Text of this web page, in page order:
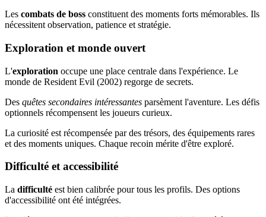
Les combats de boss constituent des moments forts mémorables. Ils
nécessitent observation, patience et stratégie.
Exploration et monde ouvert
L'exploration occupe une place centrale dans l'expérience. Le
monde de Resident Evil (2002) regorge de secrets.
Des quêtes secondaires intéressantes parsèment l'aventure. Les défis
optionnels récompensent les joueurs curieux.
La curiosité est récompensée par des trésors, des équipements rares
et des moments uniques. Chaque recoin mérite d'être exploré.
Difficulté et accessibilité
La difficulté est bien calibrée pour tous les profils. Des options
d'accessibilité ont été intégrées.